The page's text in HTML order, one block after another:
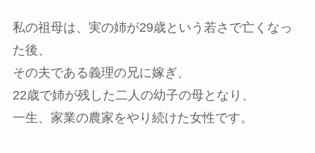
私の祖母は、実の姉が29歳という若さで亡くなっ
た後、
その夫である義理の兄に嫁ぎ、
22歳で姉が残した二人の幼子の母となり、
一生、家業の農家をやり続けた女性です。